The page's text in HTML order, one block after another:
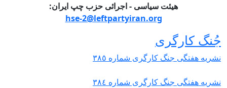
سیاسی - اجرائی حزب چپ ایران:
hse-2@leftpartyiran.org
کارگری شمارە ٣٨٥
کارگری شمارە ٣٨٤